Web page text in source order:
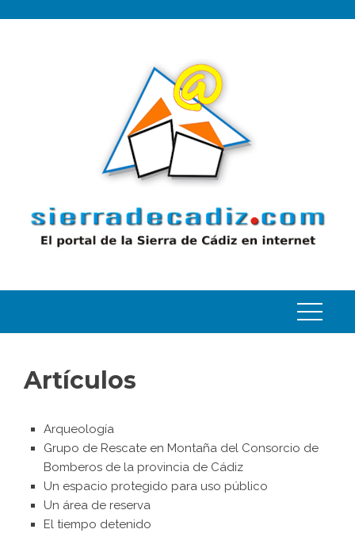
Artículos
Arqueología
Grupo de Rescate en Montaña del Consorcio de
Bomberos de la provincia de Cádiz
Un espacio protegido para uso público
Un área de reserva
El tiempo detenido